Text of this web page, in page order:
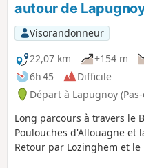
autour de
Visorandonneur
22,07 km
+154 m
6h 45
Difficile
Départ à Lapugnoy
Long parcours à travers le
Poulouches d'Allouagne et
Retour par Lozinghem et